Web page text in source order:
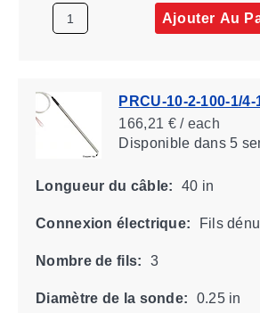
Ajouter Au
PRCU-10-2-100-1/4-
166,21 € / each
Disponibledans 5
Longueur du câble: 40 in
Connexion électrique: Fils
Nombre de fils: 3
Diamètre de la sonde: 0.25 in